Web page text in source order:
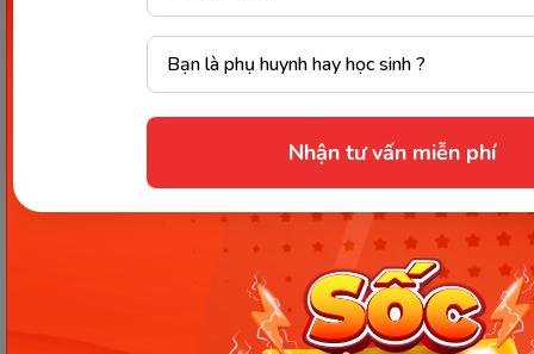
Nhận tư vấn miễn phí
Part 3: Answer Key (Đáp án)
B (It laid a solid gold egg every day)
C (Astonished - Sửng sốt)
C (Because they were greedy and wanted all